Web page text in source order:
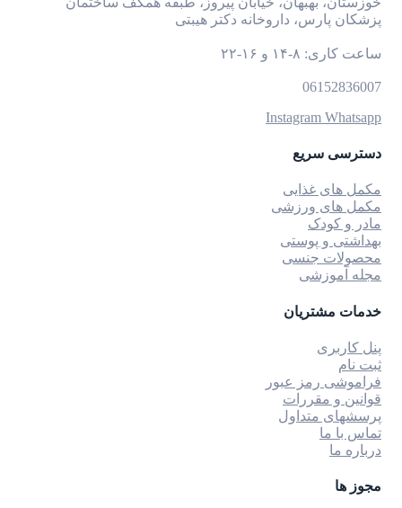
پزشکان پارس، داروخانه دکتر هیبتی
ساعت کاری: ۸-۱۴ و ۱۶-۲۲
06152836007
Instagram Whatsapp
دسترسی سریع
مکمل های غذایی
مکمل های ورزشی
مادر و کودک
بهداشتی و پوستی
محصولات جنسی
مجله آموزشی
خدمات مشتریان
پنل کاربری
ثبت نام
فراموشی رمز عبور
قوانین و مقررات
پرسشهای متداول
تماس با ما
درباره ما
مجوز ها